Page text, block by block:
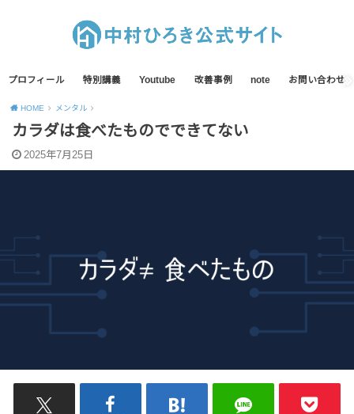
プロフィール 特別講義 Youtube 改善事例 note お問い合わせ
HOME メンタル
カラダは食べたものでできてない
2025年7月25日